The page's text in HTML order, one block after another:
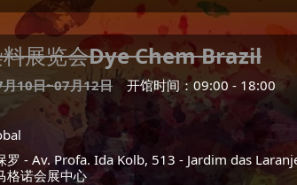
展览会Dye Chem Brazil
10日~07月12日
开馆时间：09:00 - 18:00
罗 - Av. Profa. Ida Kolb, 513 - Jardim das
格诺会展中心